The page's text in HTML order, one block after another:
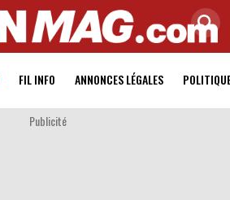
FIL INFO ANNONCES LÉGALES
Publicité